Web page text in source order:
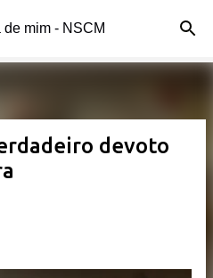
principal
mim - NSCM
devoto